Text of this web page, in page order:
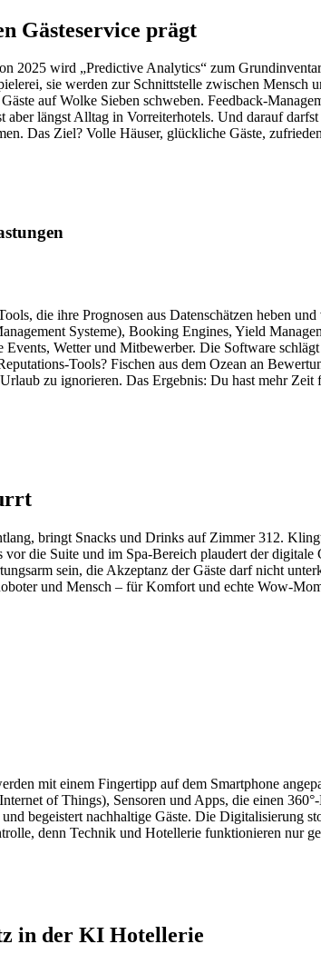
Gästeservice prägt
2025 wird „Predictive Analytics“ zum
sie werden zur Schnittstelle zwischen Mensch
auf Wolke Sieben schweben. Feedback-
längst Alltag in Vorreiterhotels. Und darauf
Das Ziel? Volle Häuser, glückliche Gäste,
die ihre Prognosen aus Datenschätzen heben
Systeme), Booking Engines, Yield
Wetter und Mitbewerber. Die Software
Tools? Fischen aus dem Ozean an
zu ignorieren. Das Ergebnis: Du hast mehr
bringt Snacks und Drinks auf Zimmer 312.
die Suite und im Spa-Bereich plaudert der digitale
sein, die Akzeptanz der Gäste darf nicht
und Mensch – für Komfort und echte Wow-
mit einem Fingertipp auf dem Smartphone
of Things), Sensoren und Apps, die einen
begeistert nachhaltige Gäste. Die
denn Technik und Hotellerie funktionieren nur
in der KI Hotellerie